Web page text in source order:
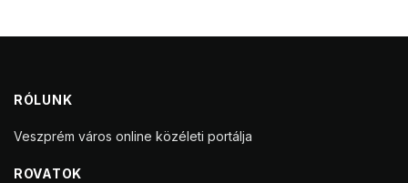
RÓLUNK
Veszprém város online közéleti portálja
ROVATOK